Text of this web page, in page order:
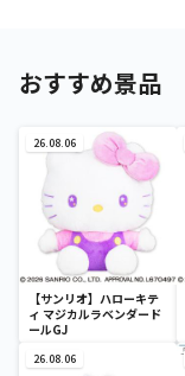
おすすめ景品
26.08.06
【サンリオ】ハローキテ
ィ マジカルラベンダード
ールGJ
26.08.06